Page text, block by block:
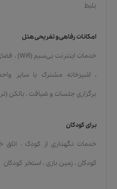
بلیط
امکانات رفاهی و تفریحی هتل
خدمات اينترنت بی‌سیم (Wifi) ،
، آشپزخانه مشترک با سایر
برگزاری جلسات و ضیافت ، بالکن
برای کودکان
خدمات نگهداری از کودک ، اتاق
کودکان ، زمین بازی ، استخر کودکان